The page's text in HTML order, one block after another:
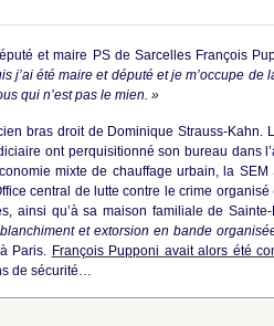
et maire PS de Sarcelles François
j’ai été maire et député et je m’occupe de
qui n’est pas le mien. »
bras droit de Dominique Strauss-Kahn.
ont perquisitionné son bureau dans
mixte de chauffage urbain, la SEM
central de lutte contre le crime organisé
ainsi qu’à sa maison familiale de Sainte-
et extorsion en bande
Paris. François Pupponi avait alors été
de sécurité…